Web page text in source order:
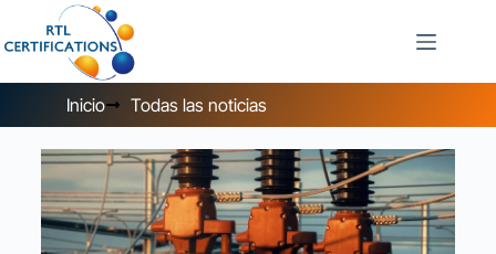
Inicio Todas las noticias